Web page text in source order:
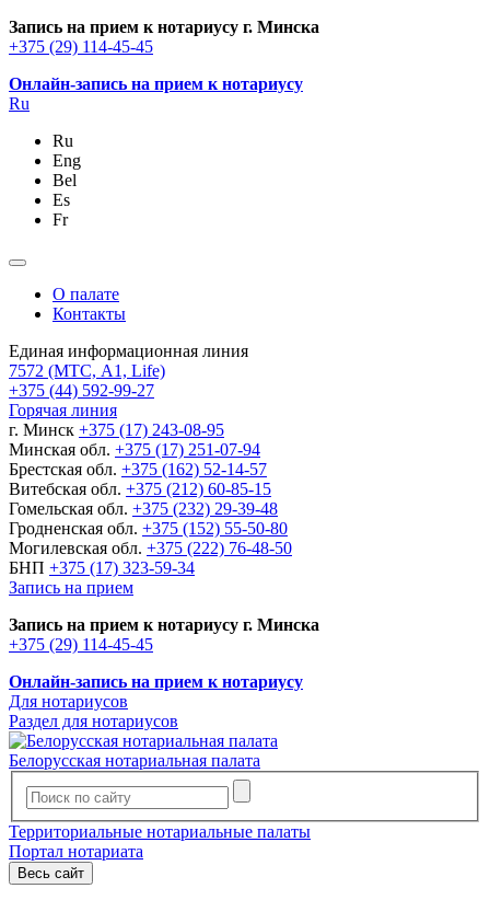
Запись на прием к нотариусу г. Минска
+375 (29) 114-45-45
Онлайн-запись на прием к нотариусу
Ru
Ru
Eng
Bel
Es
Fr
О палате
Контакты
Единая информационная линия
7572 (МТС, A1, Life)
+375 (44) 592-99-27
Горячая линия
г. Минск +375 (17) 243-08-95
Минская обл. +375 (17) 251-07-94
Брестская обл. +375 (162) 52-14-57
Витебская обл. +375 (212) 60-85-15
Гомельская обл. +375 (232) 29-39-48
Гродненская обл. +375 (152) 55-50-80
Могилевская обл. +375 (222) 76-48-50
БНП +375 (17) 323-59-34
Запись на прием
Запись на прием к нотариусу г. Минска
+375 (29) 114-45-45
Онлайн-запись на прием к нотариусу
Для нотариусов
Раздел для нотариусов
Белорусская нотариальная палата
Территориальные нотариальные палаты
Портал нотариата
Весь сайт